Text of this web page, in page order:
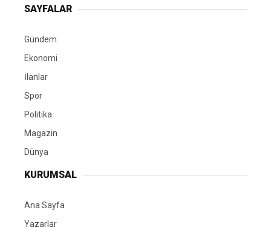
SAYFALAR
Gündem
Ekonomi
İlanlar
Spor
Politika
Magazin
Dünya
KURUMSAL
Ana Sayfa
Yazarlar